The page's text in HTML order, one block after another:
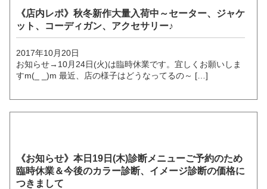
《店内レポ》秋冬新作大量入荷中～セーター、ジャケ
ット、コーディガン、アクセサリー♪
2017年10月20日
お知らせ→10月24日(火)は臨時休業です。宜しくお願いしま
すm(_ _)m 最近、店の様子はどうなってるの～ […]
《お知らせ》本日19日(木)診断メニューご予約のため
臨時休業＆今後のカラー診断、イメージ診断の価格に
つきまして